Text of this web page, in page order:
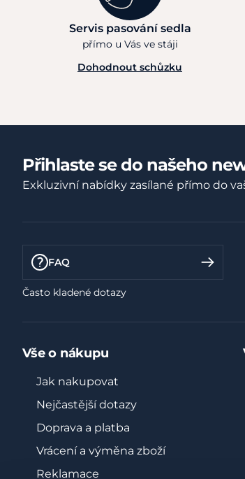
Servis pasování sedla
přímo u Vás ve stáji
Dohodnout schůzku
Přihlaste se do našeho
Exkluzivní nabídky zasílané přímo do
FAQ
Často kladené dotazy
Vše o nákupu
Jak nakupovat
Nejčastější dotazy
Doprava a platba
Vrácení a výměna zboží
Reklamace